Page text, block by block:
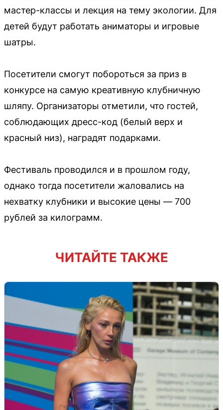
мастер-классы и лекция на тему экологии. Для
детей будут работать аниматоры и игровые
шатры.
Посетители смогут побороться за приз в
конкурсе на самую креативную клубничную
шляпу. Организаторы отметили, что гостей,
соблюдающих дресс-код (белый верх и
красный низ), наградят подарками.
Фестиваль проводился и в прошлом году,
однако тогда посетители жаловались на
нехватку клубники и высокие цены — 700
рублей за килограмм.
ЧИТАЙТЕ ТАКЖЕ